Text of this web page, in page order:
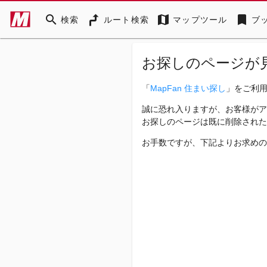
search 検索 ルート検索 map マップツール bookmark ブ
お探しのページが
「MapFan 住まい探し 」をご利
誠に恐れ入りますが、お客様が
お探しのページは既に削除され
お手数ですが、下記よりお求め